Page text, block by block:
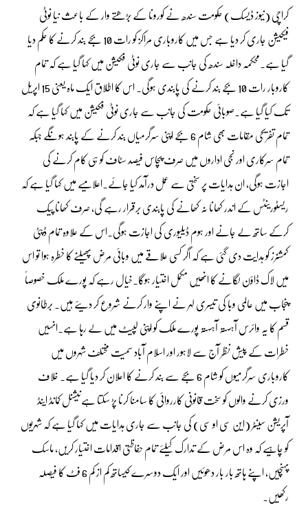
کراچی (نیوز ڈیسک) حکومت سندھ نے کورونا کے بڑھتے وار کے باعث نیا نوٹی
فیکیشن جاری کر دیا ہے جس میں کاروباری مراکز کو رات 10 بجے بند کرنے کا حکم دیا
گیا ہے۔محکمہ داخلہ سندھ کی جانب سے جاری نوٹی فکیشن میں کہا گیا ہے کہ تمام
کاروبار رات 10 بجے بند کرنے کی پابندی ہوگی۔ اس کا اطلاق ایک ماہ یعنی 15 اپریل
تک کیا گیا ہے۔صوبائی حکومت کی جانب سے جاری نوٹی فکیشن میں کہا گیا ہے کہ
تمام تفریحی مقامات بھی شام 6 بجے اپنی سرگرمیاں بند کرنے کے پابند ہونگے جبکہ
تمام سرکاری اور نجی اداروں میں صرف پچاس فیصد سٹاف کو ہی کام کرنے کی
اجازت ہوگی، ان ہدایات پر سختی سے عمل درآمد کیا جائے۔اعلامیے میں کہا گیا ہے کہ
ریسٹورینٹس کے اندر کھانا نہ کھانے کی پابندی برقرار رہے گی، صرف کھانا پیک
کرکے ساتھ لے جانے اور ہوم ڈیلیوری کی اجازت ہوگی۔اس کے علاوہ تمام ڈپٹی
کمشنرز کو ہدایت دی گئی ہے کہ اگر کسی علاقے میں وبائی مرض پھیلنے کا خطرہ ہوا تو اس
میں لاک ڈاؤن لگانے کا انھیں مکمل اختیار ہوگا۔خیال رہے کہ پورے ملک خصوصاً
پنجاب میں عالمی وبا کی تیسری لہر نے اپنے وار کرنے شروع کر دیئے ہیں۔ برطانوی
قسم کا یہ وائرس آہستہ آہستہ پورے ملک کو اپنی لپیٹ میں لے رہا ہے۔انہیں
خطرات کے پیش نظر آج سے لاہور اور اسلام آباد سمیت مختلف شہروں میں
کاروباری سرگرمیوں کو شام 6 بجے سے بند کرنے کا اعلان کر دیا گیا ہے۔ خلاف
ورزی کرنے والوں کو سخت قانونی کارروائی کا سامنا کرنا پڑ سکتا ہےنیشنل کمانڈ اینڈ
آپریشن سینٹر (این سی او سی) کی جانب سے جاری ہدایات میں کہا گیا ہے کہ شہریوں
کو چاہیے کہ وہ اس مرض کے تدارک کیلئے تمام حفاظتی اقدامات اختیار کریں، ماسک
پہنچیں، اپنے ہاتھ بار بار دھوئیں اور ایک دوسرے کیساتھ کم از کم 6 فٹ کا فیصلہ
رکھیں۔